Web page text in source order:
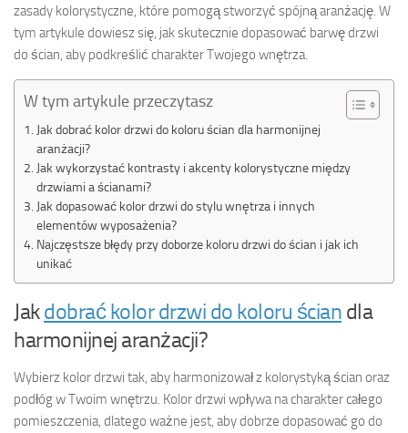
zasady kolorystyczne, które pomogą stworzyć spójną aranżację. W
tym artykule dowiesz się, jak skutecznie dopasować barwę drzwi
do ścian, aby podkreślić charakter Twojego wnętrza.
W tym artykule przeczytasz
Jak dobrać kolor drzwi do koloru ścian dla harmonijnej
aranżacji?
Jak wykorzystać kontrasty i akcenty kolorystyczne między
drzwiami a ścianami?
Jak dopasować kolor drzwi do stylu wnętrza i innych
elementów wyposażenia?
Najczęstsze błędy przy doborze koloru drzwi do ścian i jak ich
unikać
Jakdobrać kolor drzwi do koloru ścian dla
harmonijnej aranżacji?
Wybierz kolor drzwi tak, aby harmonizował z kolorystyką ścian oraz
podłóg w Twoim wnętrzu. Kolor drzwi wpływa na charakter całego
pomieszczenia, dlatego ważne jest, aby dobrze dopasować go do